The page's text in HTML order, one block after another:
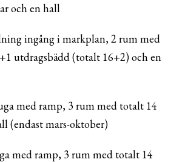
och en hall
ingång i markplan, 2 rum med
utdragsbädd (totalt 16+2) och en
med ramp, 3 rum med totalt 14
(endast mars-oktober)
med ramp, 3 rum med totalt 14